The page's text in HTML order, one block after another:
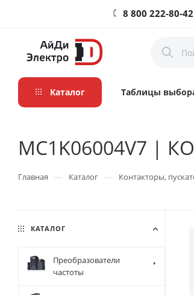
8 800 222-80-42
Каталог Таблицы
MC1K06004V7 |
Главная — Каталог — Контакторы,
КАТАЛОГ
Преобразователи
частоты